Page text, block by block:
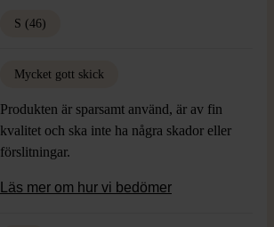
S (46)
Mycket gott skick
Produkten är sparsamt använd, är av fin
kvalitet och ska inte ha några skador eller
förslitningar.
Läs mer om hur vi bedömer